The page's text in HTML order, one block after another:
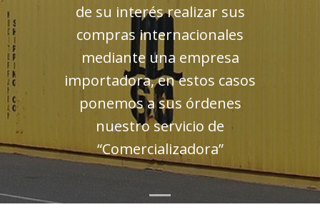
de su interés realizar sus
compras internacionales
mediante una empresa
importadora, en estos casos
ponemos a sus órdenes
nuestro servicio de
“Comercializadora”